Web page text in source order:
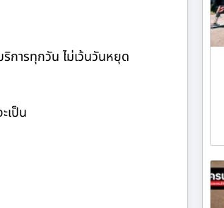
การทุกวัน ไม่เว้นวันหยุด
เป็น